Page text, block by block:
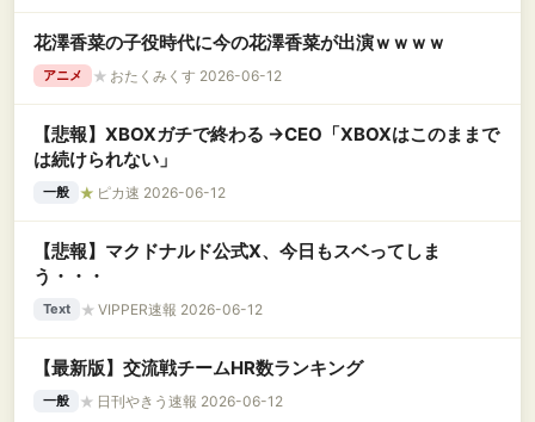
花澤香菜の子役時代に今の花澤香菜が出演ｗｗｗｗ
アニメ ★ おたくみくす 2026-06-12
【悲報】XBOXガチで終わる →CEO「XBOXはこのままで
は続けられない」
一般 ★ ピカ速 2026-06-12
【悲報】マクドナルド公式X、今日もスベってしま
う・・・
Text ★ VIPPER速報 2026-06-12
【最新版】交流戦チームHR数ランキング
一般 ★ 日刊やきう速報 2026-06-12